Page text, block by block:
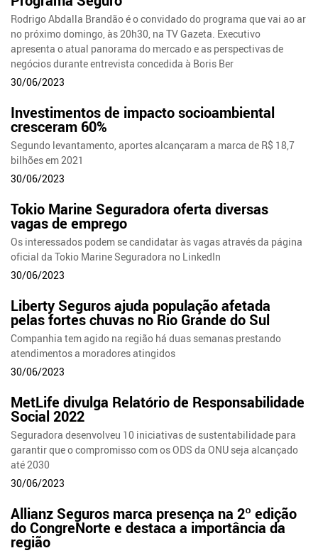
Rodrigo Abdalla Brandão é o convidado do programa que vai ao ar
no próximo domingo, às 20h30, na TV Gazeta. Executivo
apresenta o atual panorama do mercado e as perspectivas de
negócios durante entrevista concedida à Boris Ber
30/06/2023
Investimentos de impacto socioambiental
cresceram 60%
Segundo levantamento, aportes alcançaram a marca de R$ 18,7
bilhões em 2021
30/06/2023
Tokio Marine Seguradora oferta diversas
vagas de emprego
Os interessados podem se candidatar às vagas através da página
oficial da Tokio Marine Seguradora no LinkedIn
30/06/2023
Liberty Seguros ajuda população afetada
pelas fortes chuvas no Rio Grande do Sul
Companhia tem agido na região há duas semanas prestando
atendimentos a moradores atingidos
30/06/2023
MetLife divulga Relatório de Responsabilidade
Social 2022
Seguradora desenvolveu 10 iniciativas de sustentabilidade para
garantir que o compromisso com os ODS da ONU seja alcançado
até 2030
30/06/2023
Allianz Seguros marca presença na 2º edição
do CongreNorte e destaca a importância da
região